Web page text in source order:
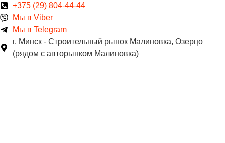
+375 (29) 804-44-44
Мы в Viber
Мы в Telegram
г. Минск - Строительный рынок Малиновка, Озерцо
(рядом с авторынком Малиновка)